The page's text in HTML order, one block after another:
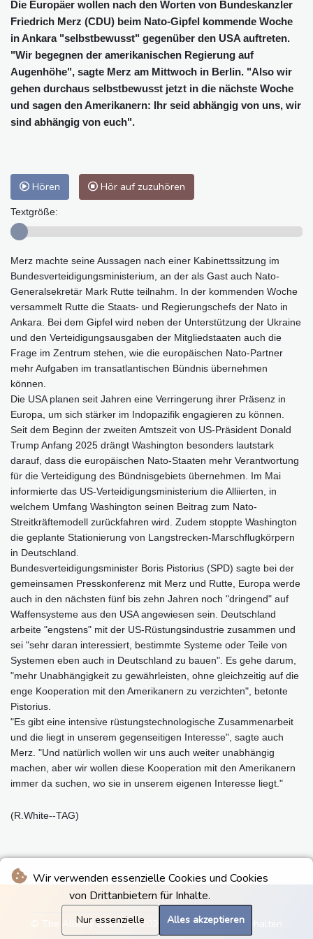
Wir verwenden essenzielle Cookies und Cookies
von Drittanbietern für Inhalte.
Nur essenzielle Alles akzeptieren
Die Europäer wollen nach den Worten von Bundeskanzler
Friedrich Merz (CDU) beim Nato-Gipfel kommende Woche
in Ankara "selbstbewusst" gegenüber den USA auftreten.
"Wir begegnen der amerikanischen Regierung auf
Augenhöhe", sagte Merz am Mittwoch in Berlin. "Also wir
gehen durchaus selbstbewusst jetzt in die nächste Woche
und sagen den Amerikanern: Ihr seid abhängig von uns, wir
sind abhängig von euch".
Hören Hör auf zuzuhören
Textgröße:
Merz machte seine Aussagen nach einer Kabinettssitzung im
Bundesverteidigungsministerium, an der als Gast auch Nato-
Generalsekretär Mark Rutte teilnahm. In der kommenden Woche
versammelt Rutte die Staats- und Regierungschefs der Nato in
Ankara. Bei dem Gipfel wird neben der Unterstützung der Ukraine
und den Verteidigungsausgaben der Mitgliedstaaten auch die
Frage im Zentrum stehen, wie die europäischen Nato-Partner
mehr Aufgaben im transatlantischen Bündnis übernehmen
können.
Die USA planen seit Jahren eine Verringerung ihrer Präsenz in
Europa, um sich stärker im Indopazifik engagieren zu können.
Seit dem Beginn der zweiten Amtszeit von US-Präsident Donald
Trump Anfang 2025 drängt Washington besonders lautstark
darauf, dass die europäischen Nato-Staaten mehr Verantwortung
für die Verteidigung des Bündnisgebiets übernehmen. Im Mai
informierte das US-Verteidigungsministerium die Alliierten, in
welchem Umfang Washington seinen Beitrag zum Nato-
Streitkräftemodell zurückfahren wird. Zudem stoppte Washington
die geplante Stationierung von Langstrecken-Marschflugkörpern
in Deutschland.
Bundesverteidigungsminister Boris Pistorius (SPD) sagte bei der
gemeinsamen Presskonferenz mit Merz und Rutte, Europa werde
auch in den nächsten fünf bis zehn Jahren noch "dringend" auf
Waffensysteme aus den USA angewiesen sein. Deutschland
arbeite "engstens" mit der US-Rüstungsindustrie zusammen und
sei "sehr daran interessiert, bestimmte Systeme oder Teile von
Systemen eben auch in Deutschland zu bauen". Es gehe darum,
"mehr Unabhängigkeit zu gewährleisten, ohne gleichzeitig auf die
enge Kooperation mit den Amerikanern zu verzichten", betonte
Pistorius.
"Es gibt eine intensive rüstungstechnologische Zusammenarbeit
und die liegt in unserem gegenseitigen Interesse", sagte auch
Merz. "Und natürlich wollen wir uns auch weiter unabhängig
machen, aber wir wollen diese Kooperation mit den Amerikanern
immer da suchen, wo sie in unserem eigenen Interesse liegt."
(R.White--TAG)
© The Albany Gazette - 2026 - Alle Rechte vorbehalten